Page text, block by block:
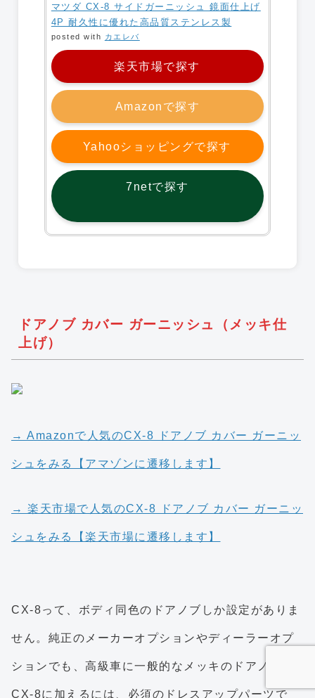
マツダ CX-8 サイドガーニッシュ 鏡面仕上げ
4P 耐久性に優れた高品質ステンレス製
posted with カエレバ
楽天市場で探す
Amazonで探す
Yahooショッピングで探す
7netで探す
ドアノブ カバー ガーニッシュ（メッキ仕
上げ）
→ Amazonで人気のCX-8 ドアノブ カバー ガーニッ
シュをみる【アマゾンに遷移します】
→ 楽天市場で人気のCX-8 ドアノブ カバー ガーニッ
シュをみる【楽天市場に遷移します】
CX-8って、ボディ同色のドアノブしか設定がありま
せん。純正のメーカーオプションやディーラーオプ
ションでも、高級車に一般的なメッキのドアノブを
CX-8に加えるには、必須のドレスアップパーツで